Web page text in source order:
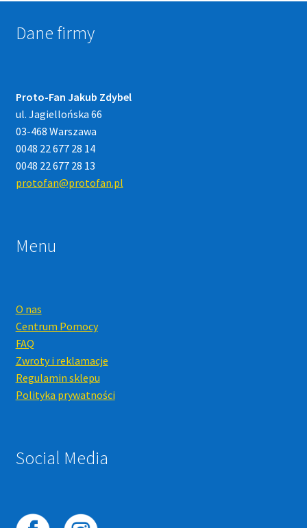
Dane firmy
Proto-Fan Jakub Zdybel
ul. Jagiellońska 66
03-468 Warszawa
0048 22 677 28 14
0048 22 677 28 13
protofan@protofan.pl
Menu
O nas
Centrum Pomocy
FAQ
Zwroty i reklamacje
Regulamin sklepu
Polityka prywatności
Social Media